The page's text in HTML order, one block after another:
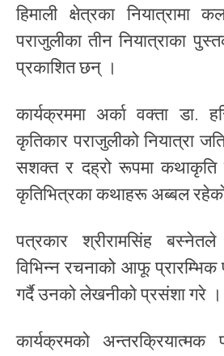
हिमाली क्षेत्रका
पराजुलीका तीन नियात्राका
प्रकाशित छन् ।
कार्यक्रममा अर्का वक्ता डा.
कृतिकार पराजुलीको नियात्रा
सशक्त र दह्रो रूपमा कथाकृति
कृतिभित्रका कथाहरू अब्बल रहेको
पत्रकार श्रीरामसिंह
विभिन्न रचनाको आफू
गर्दै उनको लेखनीको प्रसंशा गरे ।
कार्यक्रमको अन्तरक्रियात्मक